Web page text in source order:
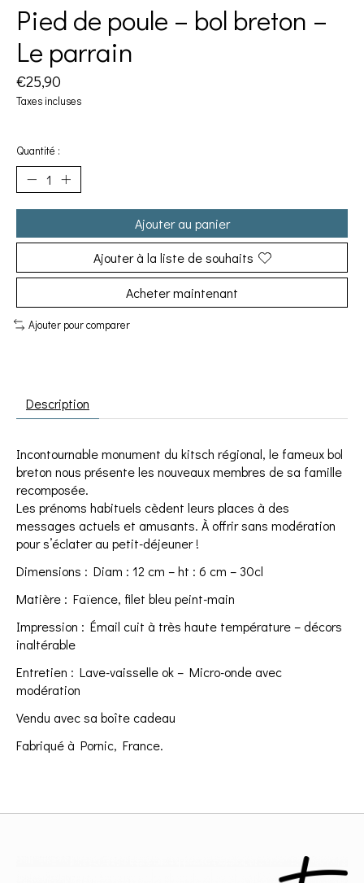
Pied de poule – bol breton –
Le parrain
€25,90
Taxes incluses
Quantité :
Ajouter au panier
Ajouter à la liste de souhaits
Acheter maintenant
Ajouter pour comparer
Description
Incontournable monument du kitsch régional, le fameux bol
breton nous présente les nouveaux membres de sa famille
recomposée.
Les prénoms habituels cèdent leurs places à des
messages actuels et amusants. À offrir sans modération
pour s’éclater au petit-déjeuner !
Dimensions : Diam : 12 cm – ht : 6 cm – 30cl
Matière : Faïence, filet bleu peint-main
Impression : Émail cuit à très haute température – décors
inaltérable
Entretien : Lave-vaisselle ok – Micro-onde avec
modération
Vendu avec sa boîte cadeau
Fabriqué à Pornic, France.